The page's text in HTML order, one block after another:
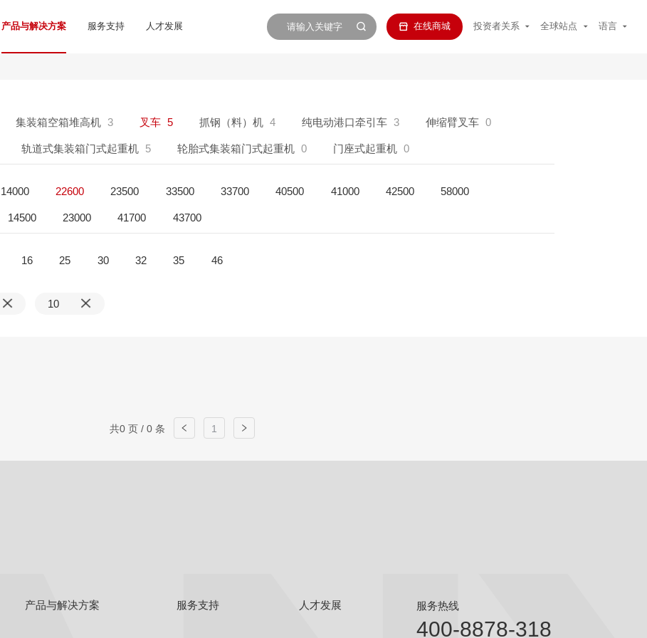
产品与解决方案 服务支持 人才发展 在线商城 投资者关系 全球站点 语言
集装箱空箱堆高机 3 叉车 5 抓钢（料）机 4 纯电动港口牵引车 3 伸缩臂叉车 0
轨道式集装箱门式起重机 5 轮胎式集装箱门式起重机 0 门座式起重机 0
14000 22600 23500 33500 33700 40500 41000 42500 58000
14500 23000 41700 43700
16 25 30 32 35 46
10
共0 页 / 0 条 1
产品与解决方案 服务支持 人才发展 服务热线
400-8878-318